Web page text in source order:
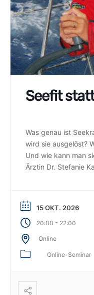
Seefit
Was genau ist
wird sie ausgelöst?
Und wie kann man
Ärztin Dr. Stefanie
Seekrankheit.
15 OKT. 2026
20:00 - 22:00
Online
Online-Seminar